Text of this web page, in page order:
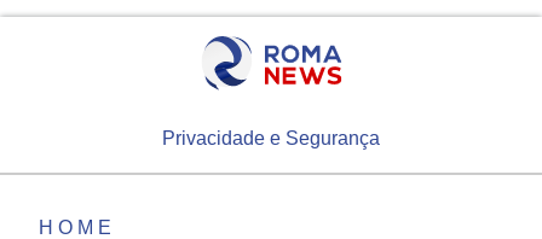
Privacidade e Segurança
HOME